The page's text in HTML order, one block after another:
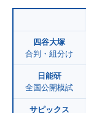
四谷大塚
合判・組分け
日能研
全国公開模試
サピックス